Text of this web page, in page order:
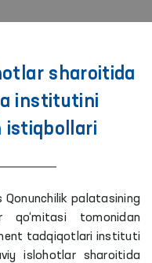
sharoitida
institutini
istiqbollari
Qonunchilik palatasining
tomonidan
tadqiqotlari instituti
islohotlar sharoitida